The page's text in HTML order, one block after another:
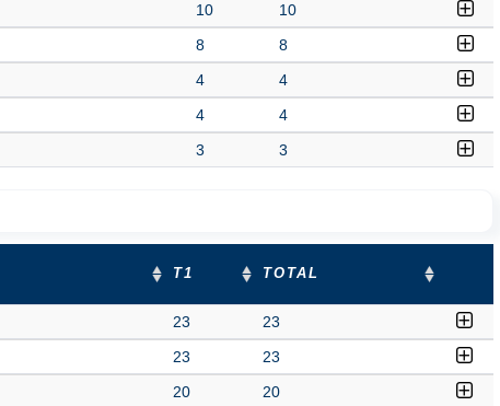
10
10
8
8
4
4
4
4
3 3
T1 TOTAL
23
23
23
23
20
20